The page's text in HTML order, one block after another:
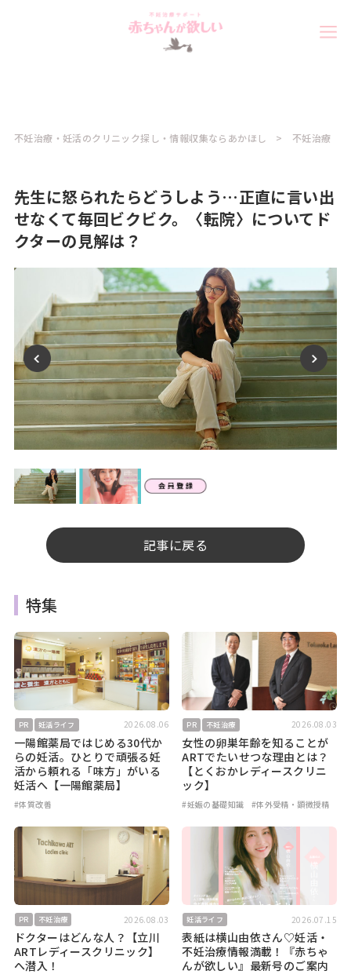
不妊治療・妊活のクリニック探し・情報収集ならあかほし 不妊治療
先生に怒られたらどうしよう…正直に言い出
せなくて毎回ビクビク。〈転院〉についてド
クターの見解は？
記事に戻る
特集
PR 妊活ライフ 2026.08.06
一陽館薬局ではじめる30代か
らの妊活。ひとりで頑張る妊
活から頼れる「味方」がいる
妊活へ【一陽館薬局】
#体質改善
PR 不妊治療 2026.08.03
女性の卵巣年齢を知ることが
ARTでたいせつな理由とは？
【とくおかレディースクリニ
ック】
#妊娠の基礎知識 #体外受精・顕微授精
PR 不妊治療 2026.08.03
ドクターはどんな人？【立川
ARTレディースクリニック】
へ潜入！
妊活ライフ 2026.07.15
表紙は横山由依さん♡妊活・
不妊治療情報満載！『赤ちゃ
んが欲しい』最新号のご案内